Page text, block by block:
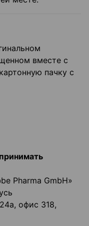
вместе с
пачку с
Pharma GmbH»
офис 318,